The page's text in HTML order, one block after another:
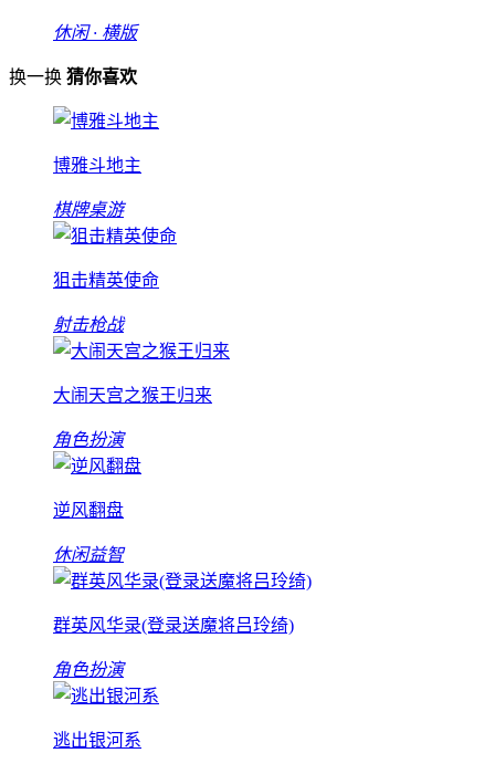
休闲 · 横版
换一换 猜你喜欢
博雅斗地主
棋牌桌游
狙击精英使命
射击枪战
大闹天宫之猴王归来
角色扮演
逆风翻盘
休闲益智
群英风华录(登录送魔将吕玲绮)
角色扮演
逃出银河系